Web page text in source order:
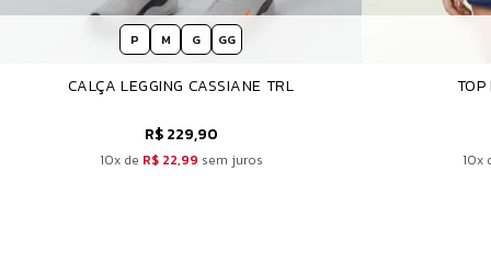
P M G GG
CALÇA LEGGING CASSIANE TRL
R$ 229,90
10x de R$ 22,99 sem juros
TOP
10x